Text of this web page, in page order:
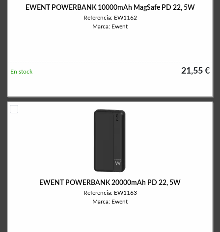
EWENT POWERBANK 10000mAh MagSafe PD 22, 5W
Referencia: EW1162
Marca: Ewent
21,55 €
En stock
EWENT POWERBANK 20000mAh PD 22, 5W
Referencia: EW1163
Marca: Ewent